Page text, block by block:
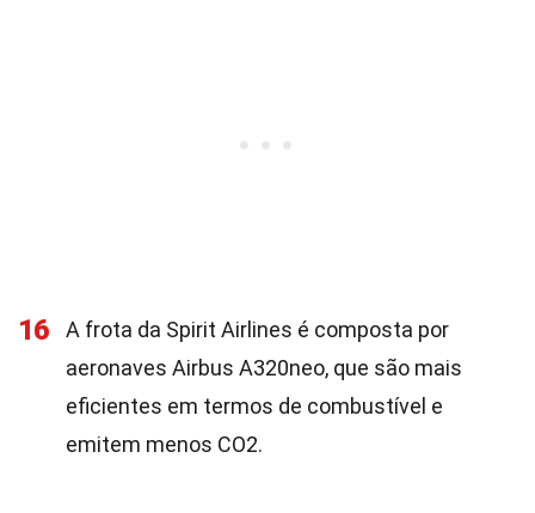
16
A frota da Spirit Airlines é composta por
aeronaves Airbus A320neo, que são mais
eficientes em termos de combustível e
emitem menos CO2.